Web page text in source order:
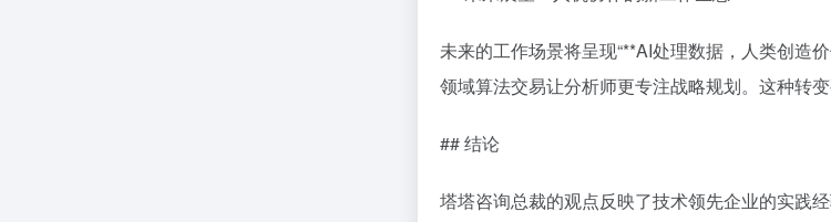
未来的工作场景将呈现“**AI处理数据，人类创造
领域算法交易让分析师更专注战略规划。这种转
## 结论
塔塔咨询总裁的观点反映了技术领先企业的实践